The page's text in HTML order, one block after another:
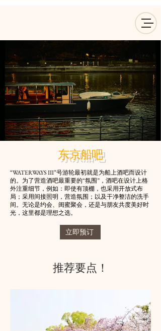
东京船吧
“WATERWAYS III”号游轮最初就是为船上酒吧而设计
的。为了营造酒吧最重要的“氛围”，酒吧在设计上格
外注重细节，例如：即使有顶棚，也采用开放式布
局；采用间接照明，营造氛围；以及干净整洁的洗手
间。无论是约会、闺蜜聚会，还是与朋友共度美好时
光，这里都是理想之选。
立即预订
推荐要点！